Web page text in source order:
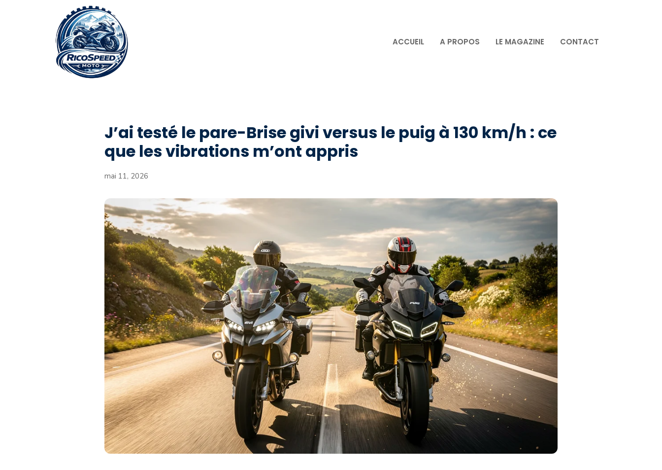
ACCUEIL A PROPOS LE MAGAZINE CONTACT
J’ai testé le pare-Brise givi versus le puig à 130 km/h : ce
que les vibrations m’ont appris
mai 11, 2026